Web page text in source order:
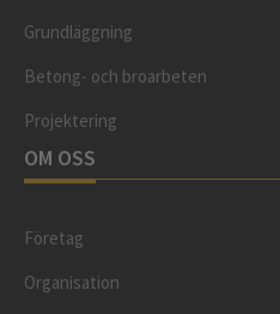
Grundläggning
Betong- och broarbeten
Projektering
OM OSS
Företag
Organisation